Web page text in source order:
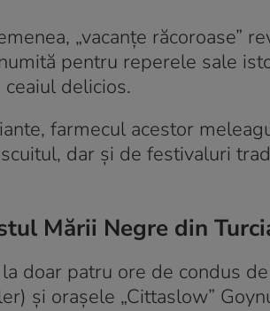
„vacanțe răcoroase”
pentru reperele sale
delicios.
farmecul acestor
dar și de festivaluri
Mării Negre din
doar patru ore de condus
și orașele „Cittaslow”